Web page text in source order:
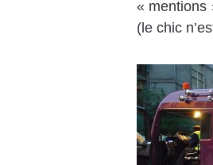
« mentions
(le chic